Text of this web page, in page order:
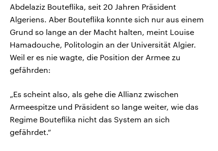
Abdelaziz Bouteflika, seit 20 Jahren Präsident
Algeriens. Aber Bouteflika konnte sich nur aus einem
Grund so lange an der Macht halten, meint Louise
Hamadouche, Politologin an der Universität Algier.
Weil er es nie wagte, die Position der Armee zu
gefährden:
„Es scheint also, als gehe die Allianz zwischen
Armeespitze und Präsident so lange weiter, wie das
Regime Bouteflika nicht das System an sich
gefährdet.“